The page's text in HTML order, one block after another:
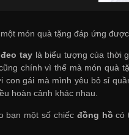
món quà tặng đáp ứng
tay là biểu tượng của thời
chính vì thế mà món quà
con gái mà mình yêu bỏ sỉ
hoàn cảnh khác nhau.
bạn một số chiếc đồng hồ có